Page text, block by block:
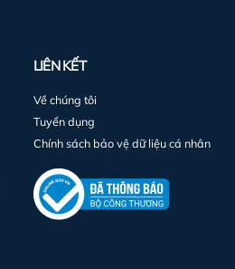
LIÊN KẾT
Về chúng tôi
Tuyển dụng
Chính sách bảo vệ dữ liệu cá nhân